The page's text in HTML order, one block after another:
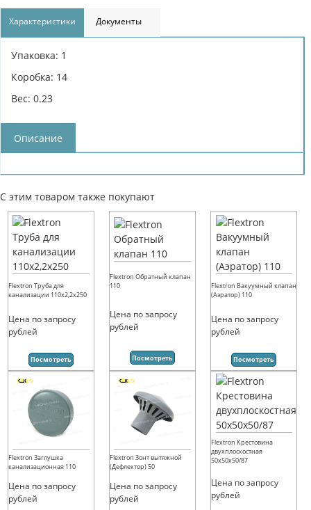
Характеристики Документы
Упаковка: 1
Коробка: 14
Вес: 0.23
Описание
С этим товаром также покупают
Flextron Труба для
канализации 110х2,2х250
Цена по запросу
рублей
Посмотреть
Flextron Обратный клапан
110
Цена по запросу
рублей
Посмотреть
Flextron Вакуумный клапан
(Аэратор) 110
Цена по запросу
рублей
Посмотреть
Flextron Заглушка
канализационная 110
Цена по запросу
рублей
Flextron Зонт вытяжной
(Дефлектор) 50
Цена по запросу
рублей
Flextron Крестовина
двухплоскостная
50х50х50/87
Цена по запросу
рублей